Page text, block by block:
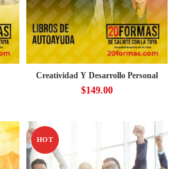
Creatividad Y Desarrollo Personal
$149.00
HOT